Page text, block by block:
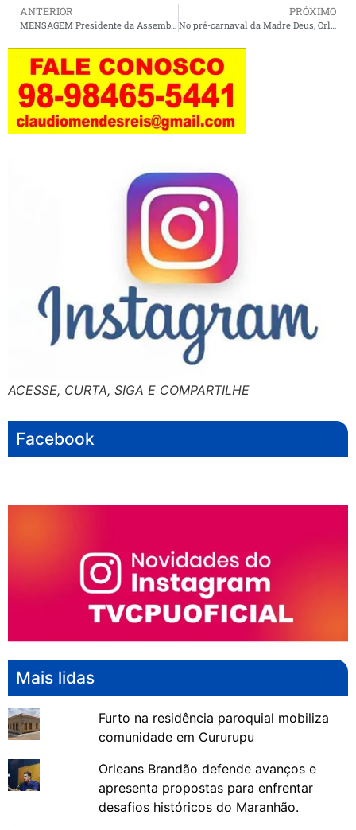
ANTERIOR
MENSAGEM Presidente da Assembleia Legislativa, Iracema Vale, reflete sobre 2025 e expressa esperança para 2026
PRÓXIMO
No pré-carnaval da Madre Deus, Orleans reafirma valorização da cultura local.
ACESSE, CURTA, SIGA E COMPARTILHE
Facebook
Mais lidas
Furto na residência paroquial mobiliza
comunidade em Cururupu
Orleans Brandão defende avanços e
apresenta propostas para enfrentar
desafios históricos do Maranhão.